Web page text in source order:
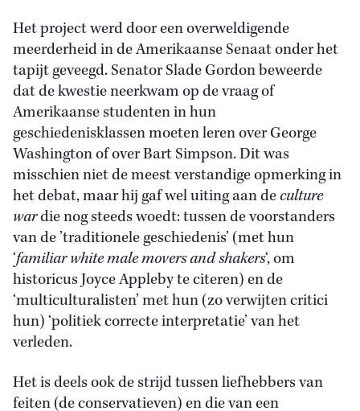
Het project werd door een overweldigende
meerderheid in de Amerikaanse Senaat onder het
tapijt geveegd. Senator Slade Gordon beweerde
dat de kwestie neerkwam op de vraag of
Amerikaanse studenten in hun
geschiedenisklassen moeten leren over George
Washington of over Bart Simpson. Dit was
misschien niet de meest verstandige opmerking in
het debat, maar hij gaf wel uiting aan deculture
wardie nog steeds woedt: tussen de voorstanders
van de ’traditionele geschiedenis’ (met hun
‘familiar white male movers and shakers‘, om
historicus Joyce Appleby te citeren) en de
‘multiculturalisten’ met hun (zo verwijten critici
hun) ‘politiek correcte interpretatie’ van het
verleden.
Het is deels ook de strijd tussen liefhebbers van
feiten (de conservatieven) en die van een